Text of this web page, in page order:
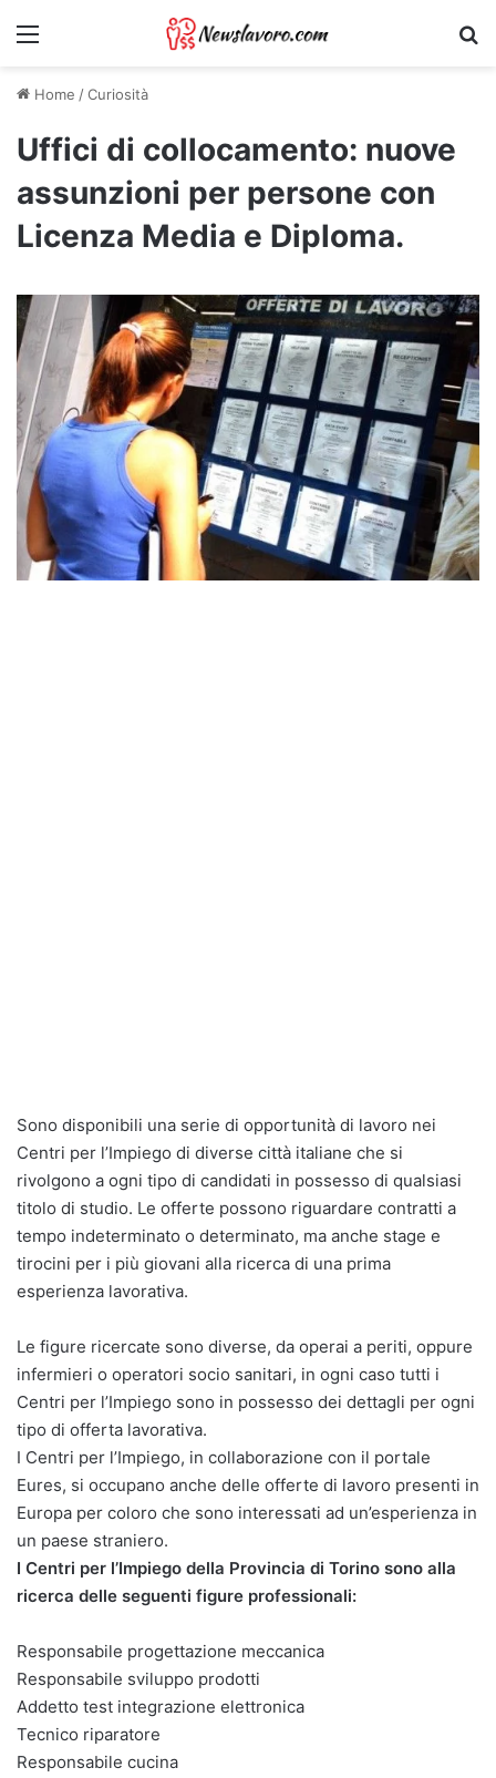
Menu
Home /Curiosità
Uffici di collocamento: nuove
assunzioni per persone con
Licenza Media e Diploma.
Sono disponibili una serie di opportunità di lavoro nei
Centri per l’Impiego di diverse città italiane che si
rivolgono a ogni tipo di candidati in possesso di qualsiasi
titolo di studio. Le offerte possono riguardare contratti a
tempo indeterminato o determinato, ma anche stage e
tirocini per i più giovani alla ricerca di una prima
esperienza lavorativa.
Le figure ricercate sono diverse, da operai a periti, oppure
infermieri o operatori socio sanitari, in ogni caso tutti i
Centri per l’Impiego sono in possesso dei dettagli per ogni
tipo di offerta lavorativa.
I Centri per l’Impiego, in collaborazione con il portale
Eures, si occupano anche delle offerte di lavoro presenti in
Europa per coloro che sono interessati ad un’esperienza in
un paese straniero.
I Centri per l’Impiego della Provincia di Torino sono alla
ricerca delle seguenti figure professionali:
Responsabile progettazione meccanica
Responsabile sviluppo prodotti
Addetto test integrazione elettronica
Tecnico riparatore
Responsabile cucina